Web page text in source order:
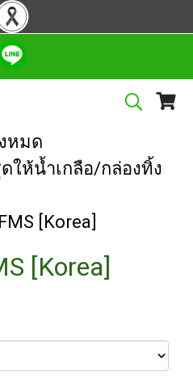
หมด
ให้น้ำเกลือ/กล่องทิ้ง
[Korea]
[Korea]